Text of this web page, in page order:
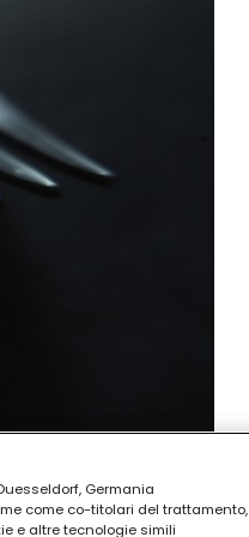
Germania
come co-titolari del trattamento,
e altre tecnologie simili